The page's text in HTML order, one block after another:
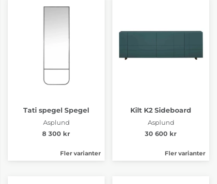
Tati spegel Spegel
Asplund
8 300 kr
Fler varianter
Kilt K2 Sideboard
Asplund
30 600 kr
Fler varianter